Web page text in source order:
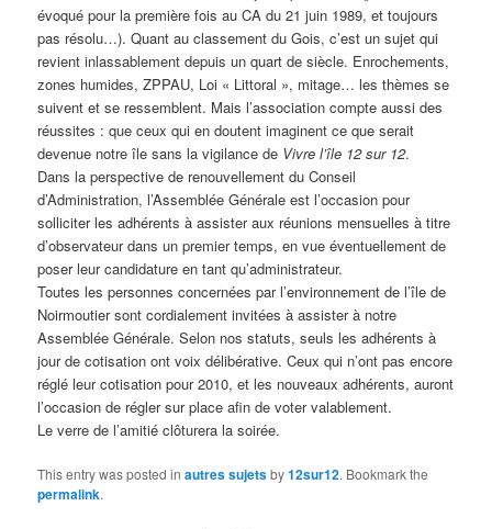
évoqué pour la première fois au CA du 21 juin 1989, et toujours
pas résolu…). Quant au classement du Gois, c’est un sujet qui
revient inlassablement depuis un quart de siècle. Enrochements,
zones humides, ZPPAU, Loi « Littoral », mitage… les thèmes se
suivent et se ressemblent. Mais l’association compte aussi des
réussites : que ceux qui en doutent imaginent ce que serait
devenue notre île sans la vigilance de Vivre l’île 12 sur 12.
Dans la perspective de renouvellement du Conseil
d’Administration, l’Assemblée Générale est l’occasion pour
solliciter les adhérents à assister aux réunions mensuelles à titre
d’observateur dans un premier temps, en vue éventuellement de
poser leur candidature en tant qu’administrateur.
Toutes les personnes concernées par l’environnement de l’île de
Noirmoutier sont cordialement invitées à assister à notre
Assemblée Générale. Selon nos statuts, seuls les adhérents à
jour de cotisation ont voix délibérative. Ceux qui n’ont pas encore
réglé leur cotisation pour 2010, et les nouveaux adhérents, auront
l’occasion de régler sur place afin de voter valablement.
Le verre de l’amitié clôturera la soirée.
This entry was posted inautres sujetsby12sur12. Bookmark the
permalink.